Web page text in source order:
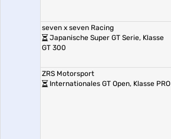
seven x seven Racing
Japanische Super GT Serie, Klasse
GT 300
ZRS Motorsport
Internationales GT Open, Klasse PRO